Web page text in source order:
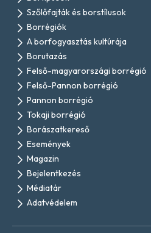
Szőlőfajták és borstílusok
Borrégiók
A borfogyasztás kultúrája
Borutazás
Felső-magyarországi borrégió
Felső-Pannon borrégió
Pannon borrégió
Tokaji borrégió
Borászatkereső
Események
Magazin
Bejelentkezés
Médiatár
Adatvédelem